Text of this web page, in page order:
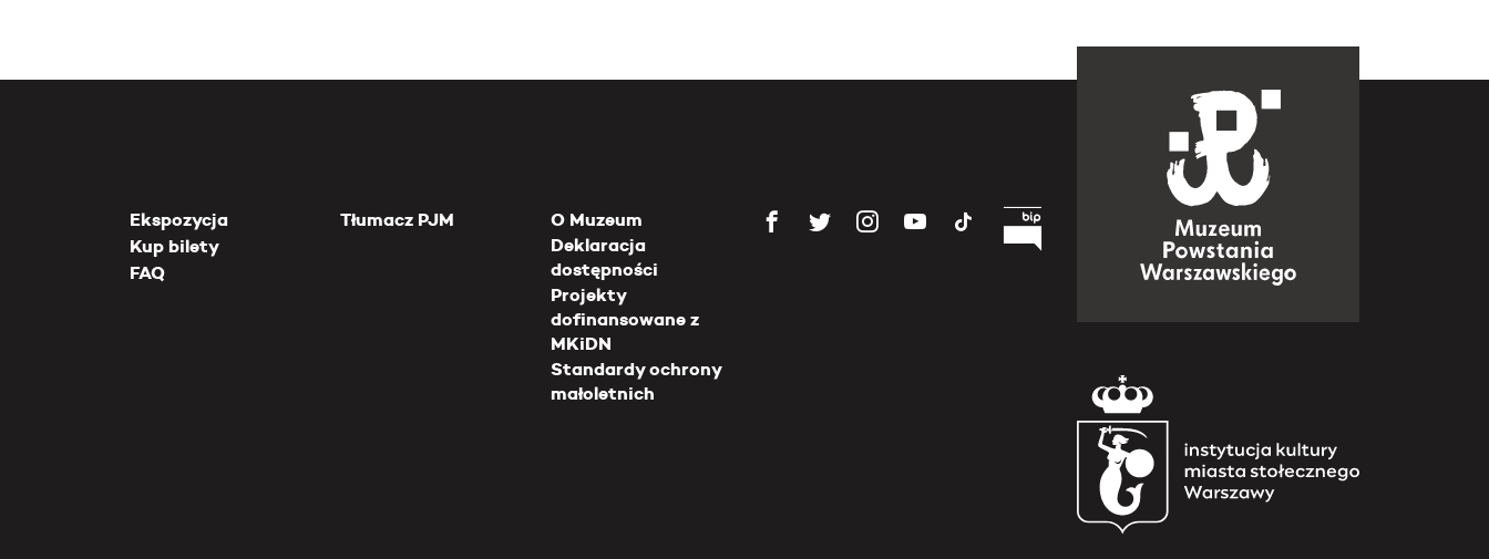
Ekspozycja
Kup bilety
FAQ
Tłumacz PJM
O Muzeum
Deklaracja
dostępności
Projekty
dofinansowane z
MKiDN
Standardy ochrony
małoletnich